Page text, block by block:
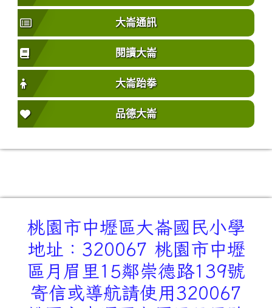
大崙通訊
閱讀大崙
大崙跆拳
品德大崙
桃園市中壢區大崙國民小學
地址：320067 桃園市中壢
區月眉里15鄰崇德路139號
寄信或導航請使用320067